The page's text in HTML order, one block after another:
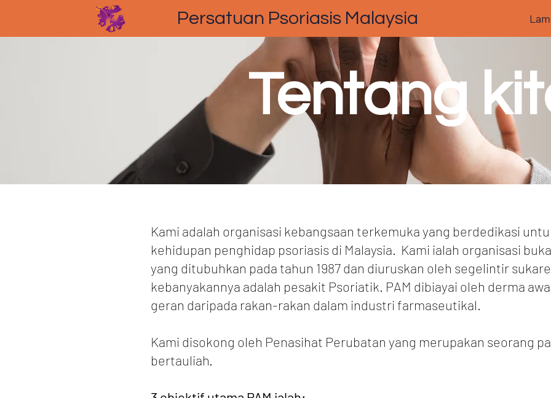
Persatuan Psoriasis Malaysia
Tentang
Kami adalah organisasi kebangsaan terkemuka yang berdedikasi
kehidupan penghidap psoriasis di Malaysia.
Kami ialah organisasi
yang ditubuhkan pada tahun 1987 dan diuruskan oleh segelintir
kebanyakannya adalah pesakit Psoriatik. PAM dibiayai oleh derma
geran daripada rakan-rakan dalam industri farmaseutikal.
Kami disokong oleh Penasihat Perubatan yang merupakan seorang
bertauliah.